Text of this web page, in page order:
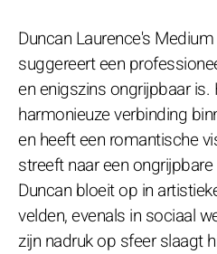
Duncan Laurence's
suggereert een
en enigszins ongrijpbaar is.
harmonieuze verbinding
en heeft een romantische
streeft naar een
Duncan bloeit op in
velden, evenals in sociaal
zijn nadruk op sfeer slaagt